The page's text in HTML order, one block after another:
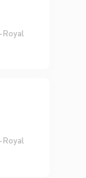
Royal